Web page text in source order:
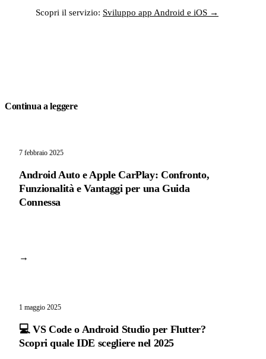
Scopri il servizio: Sviluppo app Android e iOS →
Continua a leggere
7 febbraio 2025
Android Auto e Apple CarPlay: Confronto,
Funzionalità e Vantaggi per una Guida
Connessa
→
1 maggio 2025
💻 VS Code o Android Studio per Flutter?
Scopri quale IDE scegliere nel 2025